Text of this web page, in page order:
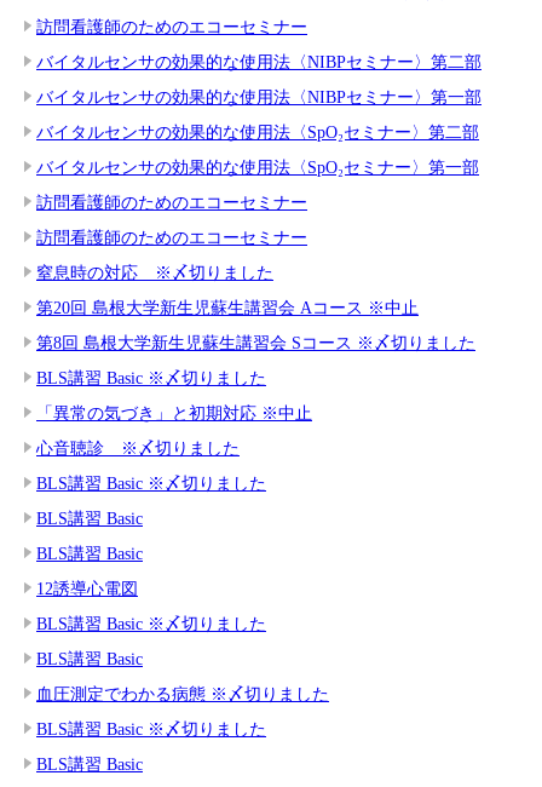
訪問看護師のためのエコーセミナー
バイタルセンサの効果的な使用法〈NIBPセミナー〉第二部
バイタルセンサの効果的な使用法〈NIBPセミナー〉第一部
バイタルセンサの効果的な使用法〈SpO₂セミナー〉第二部
バイタルセンサの効果的な使用法〈SpO₂セミナー〉第一部
訪問看護師のためのエコーセミナー
訪問看護師のためのエコーセミナー
窒息時の対応 ※〆切りました
第20回 島根大学新生児蘇生講習会 Aコース ※中止
第8回 島根大学新生児蘇生講習会 Sコース ※〆切りました
BLS講習 Basic ※〆切りました
「異常の気づき」と初期対応 ※中止
心音聴診 ※〆切りました
BLS講習 Basic ※〆切りました
BLS講習 Basic
BLS講習 Basic
12誘導心電図
BLS講習 Basic ※〆切りました
BLS講習 Basic
血圧測定でわかる病態 ※〆切りました
BLS講習 Basic ※〆切りました
BLS講習 Basic